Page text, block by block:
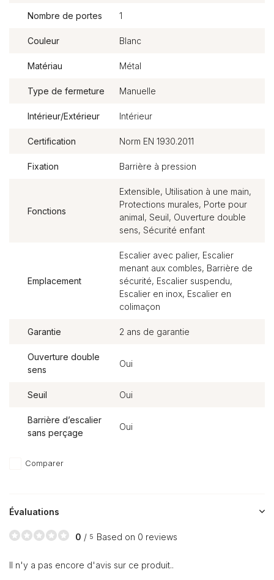
Nombre de portes 1
Couleur Blanc
Matériau Métal
Type de fermeture Manuelle
Intérieur/Extérieur Intérieur
Certification Norm EN 1930.2011
Fixation Barrière à pression
Fonctions
Extensible, Utilisation à une main,
Protections murales, Porte pour
animal, Seuil, Ouverture double
sens, Sécurité enfant
Emplacement
Escalier avec palier, Escalier
menant aux combles, Barrière de
sécurité, Escalier suspendu,
Escalier en inox, Escalier en
colimaçon
Garantie 2 ans de garantie
Ouverture double
sens
Oui
Seuil Oui
Barrière d’escalier
sans perçage
Oui
Comparer
Évaluations
0 / 5 Based on 0 reviews
Il n'y a pas encore d'avis sur ce produit..